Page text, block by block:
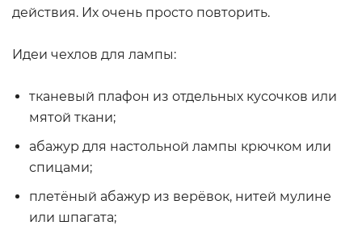
действия. Их очень просто повторить.
Идеи чехлов для лампы:
тканевый плафон из отдельных кусочков или
мятой ткани;
абажур для настольной лампы крючком или
спицами;
плетёный абажур из верёвок, нитей мулине
или шпагата;